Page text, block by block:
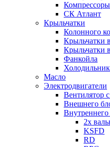
СК Атлант
Крыльчатки
Колонного
Крыльчатки
Крыльчатки
Фанкойла
Масло
Электродвигатели
Вентилятор
Внешнего
Внутреннего
2х
KSFD
RD